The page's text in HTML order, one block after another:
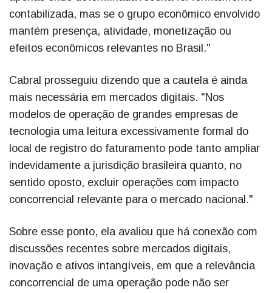
contabilizada, mas se o grupo econômico envolvido
mantém presença, atividade, monetização ou
efeitos econômicos relevantes no Brasil."
Cabral prosseguiu dizendo que a cautela é ainda
mais necessária em mercados digitais. "Nos
modelos de operação de grandes empresas de
tecnologia uma leitura excessivamente formal do
local de registro do faturamento pode tanto ampliar
indevidamente a jurisdição brasileira quanto, no
sentido oposto, excluir operações com impacto
concorrencial relevante para o mercado nacional."
Sobre esse ponto, ela avaliou que há conexão com
discussões recentes sobre mercados digitais,
inovação e ativos intangíveis, em que a relevância
concorrencial de uma operação pode não ser